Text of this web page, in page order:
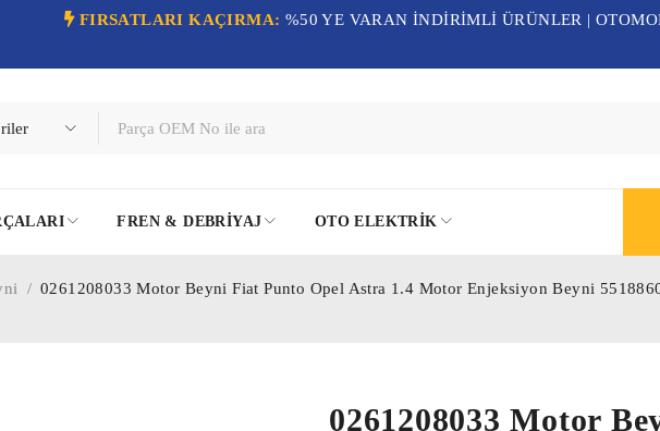
FIRSATLARI KAÇIRMA: %50 YE VARAN İNDİRİMLİ ÜRÜNLER |
FREN & DEBRIYAJ OTO ELEKTRIK
/ 0261208033 Motor Beyni Fiat Punto Opel Astra 1.4 Motor Enjeksiyon Beyni
0261208033 Motor